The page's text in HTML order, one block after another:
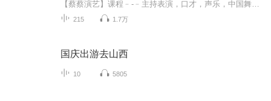
215 1.7万
国庆出游去山西
10 5805